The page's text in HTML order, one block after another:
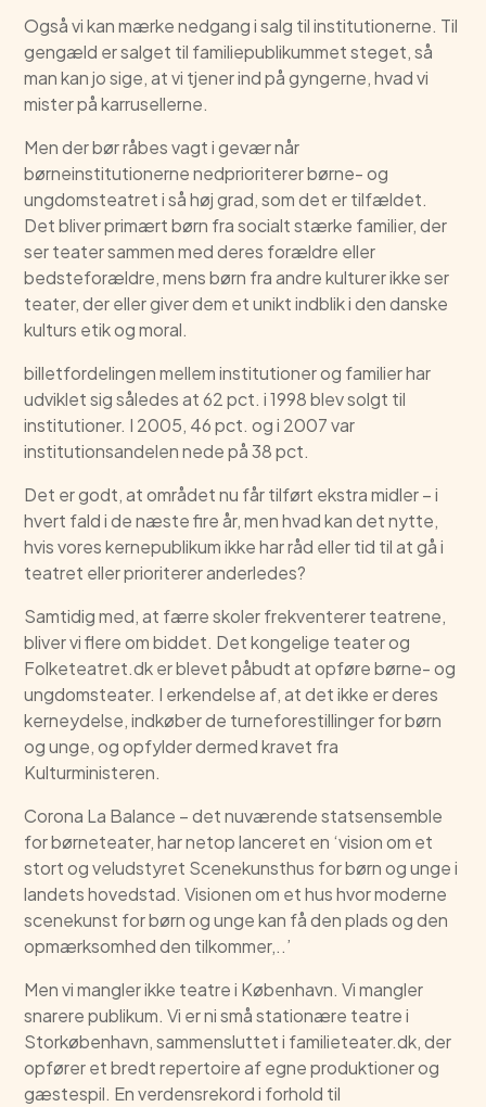
Også vi kan mærke nedgang i salg til institutionerne. Til
gengæld er salget til familiepublikummet steget, så
man kan jo sige, at vi tjener ind på gyngerne, hvad vi
mister på karrusellerne.
Men der bør råbes vagt i gevær når
børneinstitutionerne nedprioriterer børne- og
ungdomsteatret i så høj grad, som det er tilfældet.
Det bliver primært børn fra socialt stærke familier, der
ser teater sammen med deres forældre eller
bedsteforældre, mens børn fra andre kulturer ikke ser
teater, der eller giver dem et unikt indblik i den danske
kulturs etik og moral.
billetfordelingen mellem institutioner og familier har
udviklet sig således at 62 pct. i 1998 blev solgt til
institutioner. I 2005, 46 pct. og i 2007 var
institutionsandelen nede på 38 pct.
Det er godt, at området nu får tilført ekstra midler – i
hvert fald i de næste fire år, men hvad kan det nytte,
hvis vores kernepublikum ikke har råd eller tid til at gå i
teatret eller prioriterer anderledes?
Samtidig med, at færre skoler frekventerer teatrene,
bliver vi flere om biddet. Det kongelige teater og
Folketeatret.dk er blevet påbudt at opføre børne- og
ungdomsteater. I erkendelse af, at det ikke er deres
kerneydelse, indkøber de turneforestillinger for børn
og unge, og opfylder dermed kravet fra
Kulturministeren.
Corona La Balance – det nuværende statsensemble
for børneteater, har netop lanceret en ‘vision om et
stort og veludstyret Scenekunsthus for børn og unge i
landets hovedstad. Visionen om et hus hvor moderne
scenekunst for børn og unge kan få den plads og den
opmærksomhed den tilkommer,..’
Men vi mangler ikke teatre i København. Vi mangler
snarere publikum. Vi er ni små stationære teatre i
Storkøbenhavn, sammensluttet i familieteater.dk, der
opfører et bredt repertoire af egne produktioner og
gæstespil. En verdensrekord i forhold til